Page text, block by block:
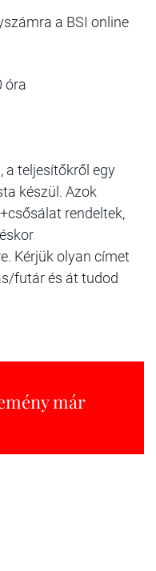
a BSI online
óra
a teljesítőkről egy
készül. Azok
rendeltek,
Kérjük olyan címet
futár és át tudod
már